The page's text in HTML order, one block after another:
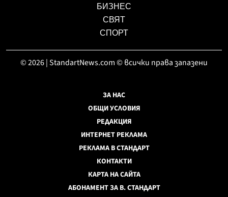
БИЗНЕС
СВЯТ
СПОРТ
© 2026 | StandartNews.com © всички права запазени
ЗА НАС
ОБЩИ УСЛОВИЯ
РЕДАКЦИЯ
ИНТЕРНЕТ РЕКЛАМА
РЕКЛАМА В СТАНДАРТ
КОНТАКТИ
КАРТА НА САЙТА
АБОНАМЕНТ ЗА В. СТАНДАРТ